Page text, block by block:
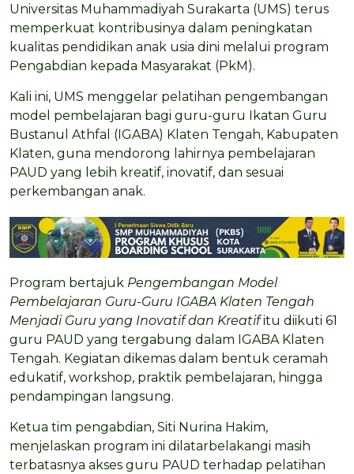
Universitas Muhammadiyah Surakarta (UMS) terus
memperkuat kontribusinya dalam peningkatan
kualitas pendidikan anak usia dini melalui program
Pengabdian kepada Masyarakat (PkM).
Kali ini, UMS menggelar pelatihan pengembangan
model pembelajaran bagi guru-guru Ikatan Guru
Bustanul Athfal (IGABA) Klaten Tengah, Kabupaten
Klaten, guna mendorong lahirnya pembelajaran
PAUD yang lebih kreatif, inovatif, dan sesuai
perkembangan anak.
Program bertajuk Pengembangan Model
Pembelajaran Guru-Guru IGABA Klaten Tengah
Menjadi Guru yang Inovatif dan Kreatifitu diikuti 61
guru PAUD yang tergabung dalam IGABA Klaten
Tengah. Kegiatan dikemas dalam bentuk ceramah
edukatif, workshop, praktik pembelajaran, hingga
pendampingan langsung.
Ketua tim pengabdian, Siti Nurina Hakim,
menjelaskan program ini dilatarbelakangi masih
terbatasnya akses guru PAUD terhadap pelatihan